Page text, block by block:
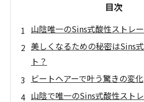
目次
山陰唯一のSins式酸性ストレ
美しくなるための秘密はSins
ト？
ビートヘアーで叶う驚きの変化
山陰で唯一のSins式酸性スト